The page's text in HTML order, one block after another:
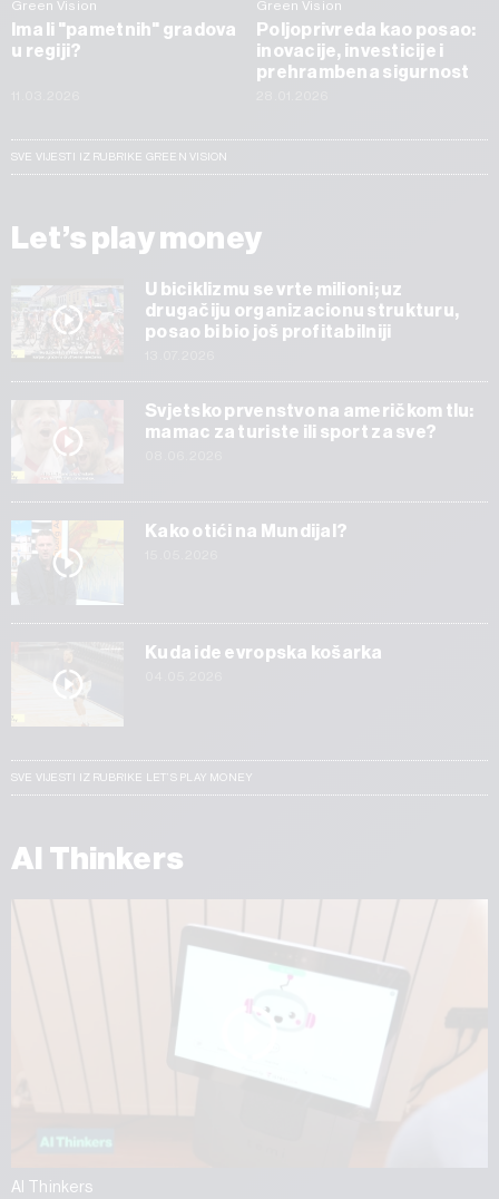
Green Vision
Ima li "pametnih" gradova
u regiji?
Green Vision
Poljoprivreda kao posao:
inovacije, investicije i
prehrambena sigurnost
SVE VIJESTI IZ RUBRIKE GREEN VISION
Let’s play money
U biciklizmu se vrte milioni; uz
drugačiju organizacionu strukturu,
posao bi bio još profitabilniji
Svjetsko prvenstvo na američkom tlu:
mamac za turiste ili sport za sve?
Kako otići na Mundijal?
Kuda ide evropska košarka
SVE VIJESTI IZ RUBRIKE LET’S PLAY MONEY
AI Thinkers
AI Thinkers